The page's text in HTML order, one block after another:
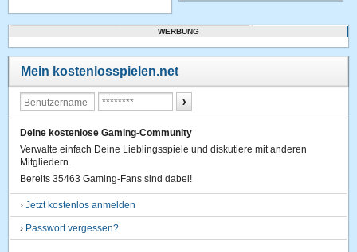
WERBUNG
Mein kostenlosspielen.net
Deine kostenlose Gaming-Community
Verwalte einfach Deine Lieblingsspiele und diskutiere mit anderen
Mitgliedern.
Bereits 35463 Gaming-Fans sind dabei!
›Jetzt kostenlos anmelden
› Passwort vergessen?